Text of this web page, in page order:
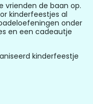
vrienden de baan op.
kinderfeestjes al
onder
en een cadeautje
kinderfeestje